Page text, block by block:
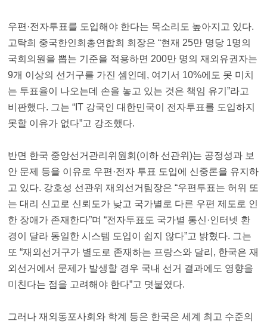
우편·전자투표를 도입해야 한다는 목소리도 높아지고 있다.
고탁희 중국한인회총연합회 회장은 “현재 25만 명당 1명의
국회의원을 뽑는 기준을 적용하면 200만 명의 재외유권자는
9개 이상의 선거구를 가진 셈인데, 여기서 10%에도 못 미치
는 투표율이 나오는데 손을 놓고 있는 것은 책임 유기”라고
비판했다. 그는 “IT 강국인 대한민국이 전자투표를 도입하지
못할 이유가 없다”고 강조했다.
반면 한국 중앙선거관리위원회(이하 선관위)는 공정성과 보
안 문제 등을 이유로 우편·전자 투표 도입에 신중론을 유지하
고 있다. 강호성 선관위 재외선거팀장은 “우편투표는 허위 또
는 대리 신고로 신뢰도가 낮고 국가별로 다른 우편 제도로 인
한 장애가 존재한다”며 “전자투표도 국가별 통신·인터넷 환
경이 달라 동일한 시스템 도입이 쉽지 않다”고 밝혔다. 그는
또 “재외선거구가 별도로 존재하는 프랑스와 달리, 한국은 재
외선거에서 문제가 발생할 경우 국내 선거 결과에도 영향을
미친다는 점을 고려해야 한다”고 덧붙였다.
그러나 재외동포사회와 학계 등은 한국은 세계 최고 수준의